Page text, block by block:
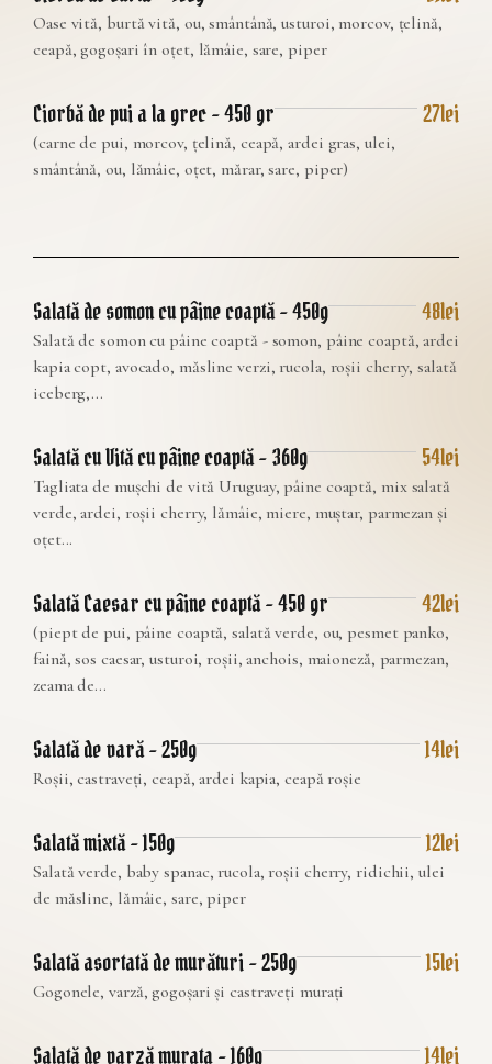
Oase vită, burtă vită, ou, smântână, usturoi, morcov, țelină,
ceapă, gogoșari în oțet, lămâie, sare, piper
Ciorbă de pui a la grec – 450 gr 27lei
(carne de pui, morcov, țelină, ceapă, ardei gras, ulei,
smântână, ou, lămâie, oțet, mărar, sare, piper)
Salată de somon cu pâine coaptă – 450g 48lei
Salată de somon cu pâine coaptă - somon, pâine coaptă, ardei
kapia copt, avocado, măsline verzi, rucola, roșii cherry, salată
iceberg,...
Salată cu Vită cu pâine coaptă – 360g 54lei
Tagliata de mușchi de vită Uruguay, pâine coaptă, mix salată
verde, ardei, roșii cherry, lămâie, miere, muștar, parmezan și
oțet...
Salată Caesar cu pâine coaptă – 450 gr 42lei
(piept de pui, pâine coaptă, salată verde, ou, pesmet panko,
faină, sos caesar, usturoi, roșii, anchois, maioneză, parmezan,
zeama de...
Salată de vară – 250g 14lei
Roșii, castraveți, ceapă, ardei kapia, ceapă roșie
Salată mixtă – 150g 12lei
Salată verde, baby spanac, rucola, roșii cherry, ridichii, ulei
de măsline, lămâie, sare, piper
Salată asortată de murături – 250g 15lei
Gogonele, varză, gogoșari și castraveți murați
Salată de varză murata – 160g 14lei